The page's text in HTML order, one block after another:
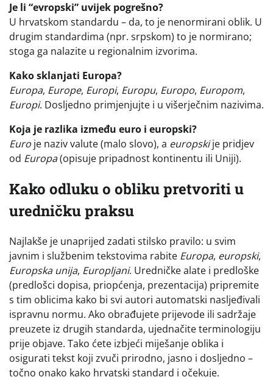
Je li “evropski” uvijek pogrešno?
U hrvatskom standardu – da, to je nenormirani oblik. U
drugim standardima (npr. srpskom) to je normirano;
stoga ga nalazite u regionalnim izvorima.
Kako sklanjati Europa?
Europa, Europe, Europi, Europu, Europo, Europom,
Europi. Dosljedno primjenjujte i u višerječnim nazivima.
Koja je razlika između euro i europski?
Euro je naziv valute (malo slovo), a europskije pridjev
od Europa(opisuje pripadnost kontinentu ili Uniji).
Kako odluku o obliku pretvoriti u
uredničku praksu
Najlakše je unaprijed zadati stilsko pravilo: u svim
javnim i službenim tekstovima rabite Europa, europski,
Europska unija, Europljani. Uredničke alate i predloške
(predlošci dopisa, priopćenja, prezentacija) pripremite
s tim oblicima kako bi svi autori automatski nasljeđivali
ispravnu normu. Ako obrađujete prijevode ili sadržaje
preuzete iz drugih standarda, ujednačite terminologiju
prije objave. Tako ćete izbjeći miješanje oblika i
osigurati tekst koji zvuči prirodno, jasno i dosljedno –
točno onako kako hrvatski standard i očekuje.